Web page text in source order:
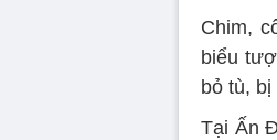
Chim,
biểu
bỏ tù,
Tại Ấn